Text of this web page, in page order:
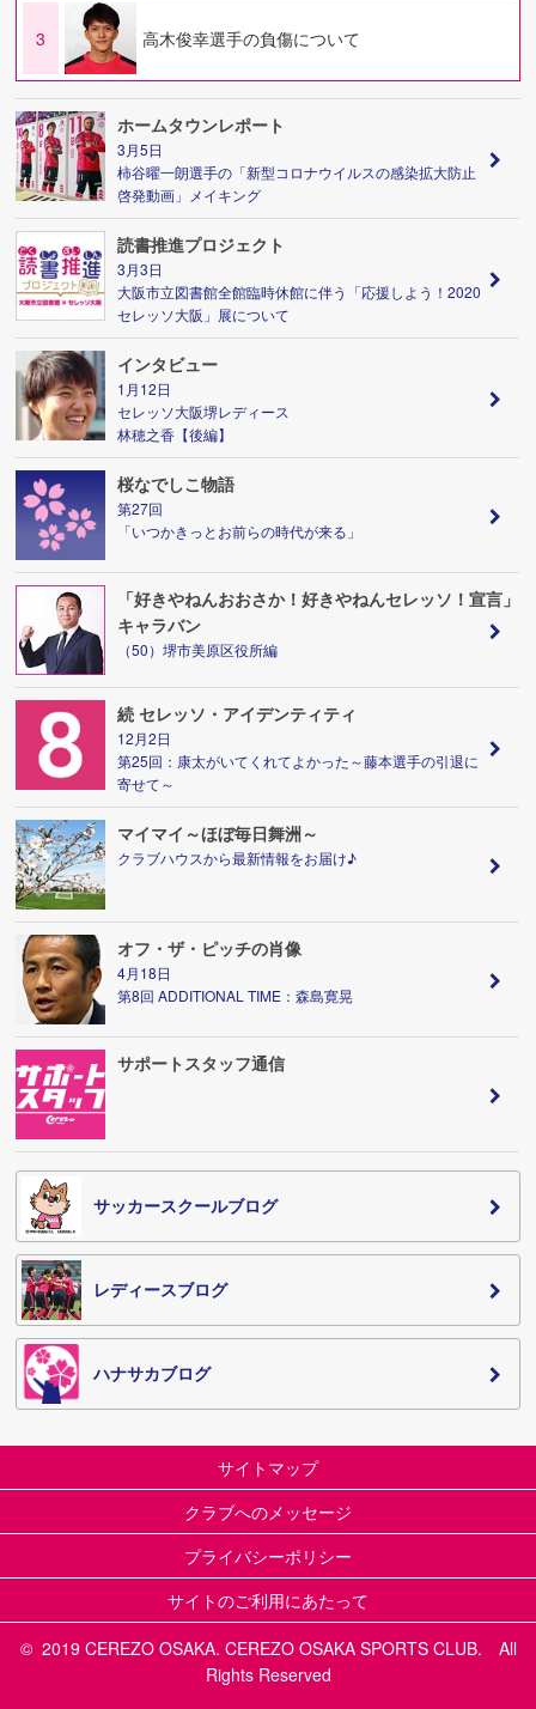
3 高木俊幸選手の負傷について
ホームタウンレポート
3月5日
柿谷曜一朗選手の「新型コロナウイルスの感染拡大防止
啓発動画」メイキング
読書推進プロジェクト
3月3日
大阪市立図書館全館臨時休館に伴う「応援しよう！2020
セレッソ大阪」展について
インタビュー
1月12日
セレッソ大阪堺レディース
林穂之香【後編】
桜なでしこ物語
第27回
「いつかきっとお前らの時代が来る」
「好きやねんおおさか！好きやねんセレッソ！宣言」
キャラバン
（50）堺市美原区役所編
続 セレッソ・アイデンティティ
12月2日
第25回：康太がいてくれてよかった～藤本選手の引退に
寄せて～
マイマイ～ほぼ毎日舞洲～
クラブハウスから最新情報をお届け♪
オフ・ザ・ピッチの肖像
4月18日
第8回 ADDITIONAL TIME：森島寛晃
サポートスタッフ通信
サッカースクールブログ
レディースブログ
ハナサカブログ
サイトマップ
クラブへのメッセージ
プライバシーポリシー
サイトのご利用にあたって
© 2019 CEREZO OSAKA. CEREZO OSAKA SPORTS CLUB. All
Rights Reserved